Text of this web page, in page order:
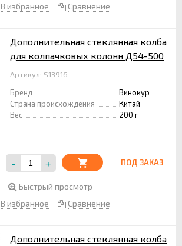
В избранное
Сравнение
Дополнительная стеклянная колба
для колпачковых колонн Д54-500
Артикул: S13916
Бренд
Винокур
Страна происхождения
Китай
Вес
200 г
- + ПОД ЗАКАЗ
Быстрый просмотр
В избранное
Сравнение
Дополнительная стеклянная колба